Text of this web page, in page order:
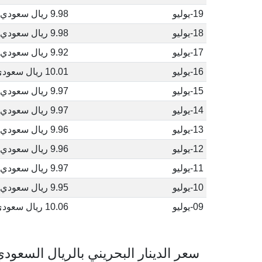
19-يوليو
9.98 ريال سعودي
18-يوليو
9.98 ريال سعودي
17-يوليو
9.92 ريال سعودي
16-يوليو
10.01 ريال سعودي
15-يوليو
9.97 ريال سعودي
14-يوليو
9.97 ريال سعودي
13-يوليو
9.96 ريال سعودي
12-يوليو
9.96 ريال سعودي
11-يوليو
9.97 ريال سعودي
10-يوليو
9.95 ريال سعودي
09-يوليو
10.06 ريال سعودي
سعر الدينار البحريني بالريال